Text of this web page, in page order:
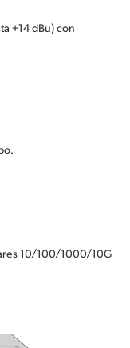
+14 dBu) con
10/100/1000/10G